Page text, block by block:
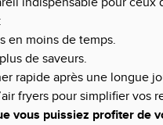
:
en moins de temps.
de saveurs.
rapide après une longue
fryers pour simplifier vos
vous puissiez profiter de